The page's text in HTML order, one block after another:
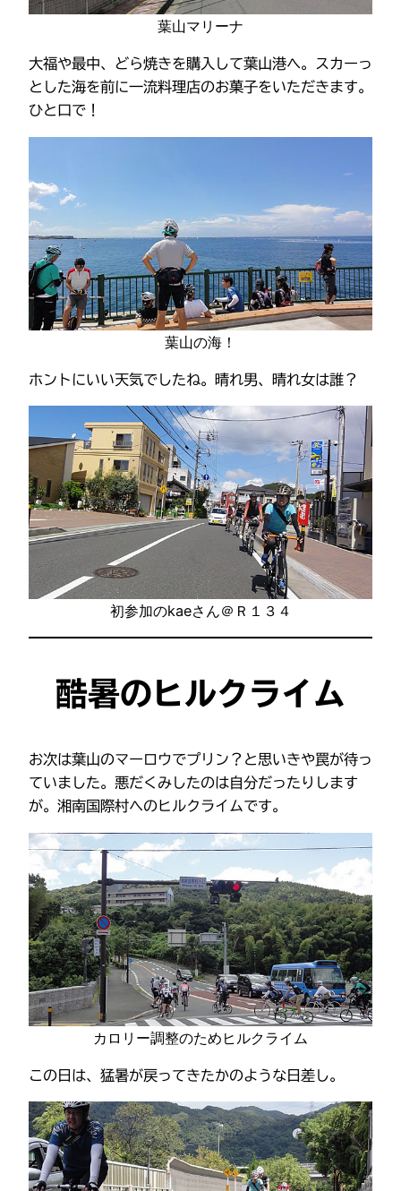
葉山マリーナ
大福や最中、どら焼きを購入して葉山港へ。スカーっ
とした海を前に一流料理店のお菓子をいただきます。
ひと口で！
葉山の海！
ホントにいい天気でしたね。晴れ男、晴れ女は誰？
初参加のkaeさん＠Ｒ１３４
酷暑のヒルクライム
お次は葉山のマーロウでプリン？と思いきや罠が待っ
ていました。悪だくみしたのは自分だったりします
が。湘南国際村へのヒルクライムです。
カロリー調整のためヒルクライム
この日は、猛暑が戻ってきたかのような日差し。